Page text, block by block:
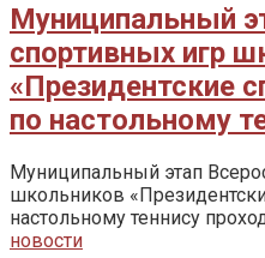
Муниципальный
спортивных игр
«Президентские
по настольному
Муниципальный этап
школьников
настольному теннису
новости